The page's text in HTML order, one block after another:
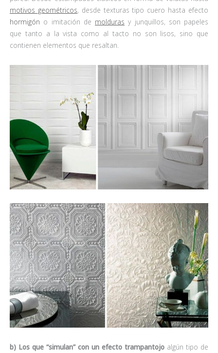
motivos geométricos, desde texturas tipo cuero hasta efecto
hormigón o imitación de molduras y junquillos, son papeles
que tanto a la vista como al tacto no son lisos, sino que
contienen elementos que resaltan.
b) Los que “simulan” con un efecto trampantojo algún tipo de